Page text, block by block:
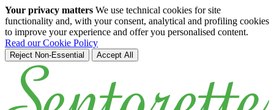
Your privacy matters We use technical cookies for site
functionality and, with your consent, analytical and profiling cookies
to improve your experience and offer you personalised content.
Read our Cookie Policy
Reject Non-Essential Accept All
Skip to main content